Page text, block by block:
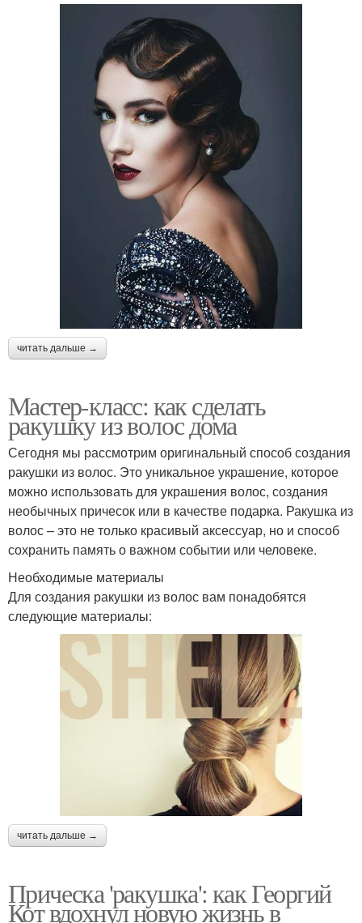
читать дальше →
Мастер-класс: как сделать
ракушку из волос дома
Сегодня мы рассмотрим оригинальный способ создания
ракушки из волос. Это уникальное украшение, которое
можно использовать для украшения волос, создания
необычных причесок или в качестве подарка. Ракушка из
волос – это не только красивый аксессуар, но и способ
сохранить память о важном событии или человеке.
Необходимые материалы
Для создания ракушки из волос вам понадобятся
следующие материалы:
читать дальше →
Прическа 'ракушка': как Георгий
Кот вдохнул новую жизнь в